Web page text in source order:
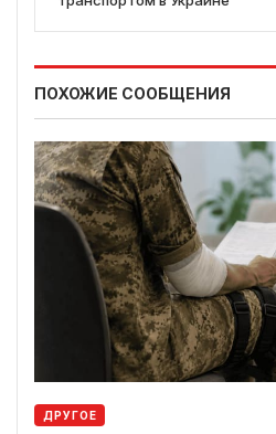
ПОХОЖИЕ СООБЩЕНИЯ
ДРУГОЕ